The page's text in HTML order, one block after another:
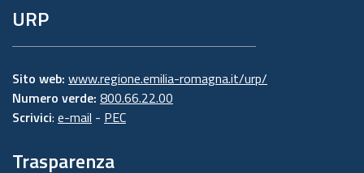
URP
Sito web: www.regione.emilia-romagna.it/urp/
Numero verde: 800.66.22.00
Scrivici: e-mail - PEC
Trasparenza